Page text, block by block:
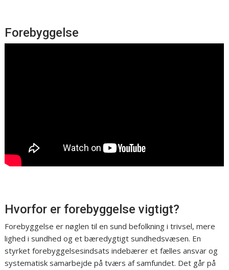
Forebyggelse
Hvorfor er forebyggelse vigtigt?
Forebyggelse er nøglen til en sund befolkning i trivsel, mere
lighed i sundhed og et bæredygtigt sundhedsvæsen. En
styrket forebyggelsesindsats indebærer et fælles ansvar og
systematisk samarbejde på tværs af samfundet. Det går på